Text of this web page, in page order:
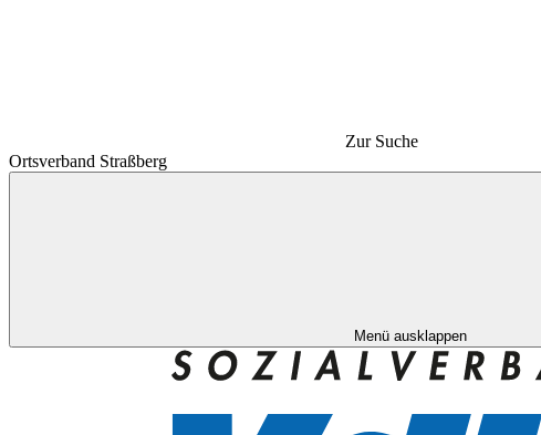
Zur Suche
Ortsverband Straßberg
Menü ausklappen